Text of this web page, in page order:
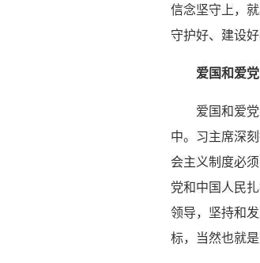
信念坚守上，
守护好、建设
爱国和爱
爱国和爱
中。习主席深
会主义制度必
党和中国人民
领导，坚持和
标，当然也就